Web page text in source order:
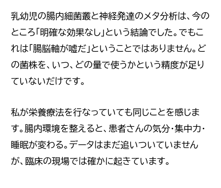
乳幼児の腸内細菌叢と神経発達のメタ分析は、今の
ところ「明確な効果なし」という結論でした。でもこ
れは「腸脳軸が嘘だ」ということではありません。ど
の菌株を、いつ、どの量で使うかという精度が足り
ていないだけです。
私が栄養療法を行なっていても同じことを感じま
す。腸内環境を整えると、患者さんの気分・集中力・
睡眠が変わる。データはまだ追いついていません
が、臨床の現場では確かに起きています。